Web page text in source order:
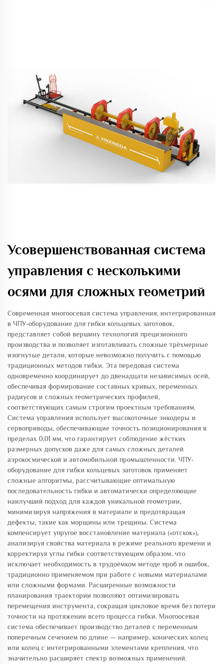
Усовершенствованная система
управления с несколькими
осями для сложных геометрий
Современная многоосевая система управления, интегрированная
в ЧПУ-оборудование для гибки кольцевых заготовок,
представляет собой вершину технологий прецизионного
производства и позволяет изготавливать сложные трёхмерные
изогнутые детали, которые невозможно получить с помощью
традиционных методов гибки. Эта передовая система
одновременно координирует до двенадцати независимых осей,
обеспечивая формирование составных кривых, переменных
радиусов и сложных геометрических профилей,
соответствующих самым строгим проектным требованиям.
Система управления использует высокоточные энкодеры и
сервоприводы, обеспечивающие точность позиционирования в
пределах 0,01 мм, что гарантирует соблюдение жёстких
размерных допусков даже для самых сложных деталей
аэрокосмической и автомобильной промышленности. ЧПУ-
оборудование для гибки кольцевых заготовок применяет
сложные алгоритмы, рассчитывающие оптимальную
последовательность гибки и автоматически определяющие
наилучший подход для каждой уникальной геометрии,
минимизируя напряжения в материале и предотвращая
дефекты, такие как морщины или трещины. Система
компенсирует упругое восстановление материала («отскок»),
анализируя свойства материала в режиме реального времени и
корректируя углы гибки соответствующим образом, что
исключает необходимость в трудоёмком методе проб и ошибок,
традиционно применяемом при работе с новыми материалами
или сложными формами. Расширенные возможности
планирования траектории позволяют оптимизировать
перемещения инструмента, сокращая цикловое время без потери
точности на протяжении всего процесса гибки. Многоосевая
система обеспечивает производство деталей с переменным
поперечным сечением по длине — например, конических колец
или колец с интегрированными элементами крепления, что
значительно расширяет спектр возможных применений.